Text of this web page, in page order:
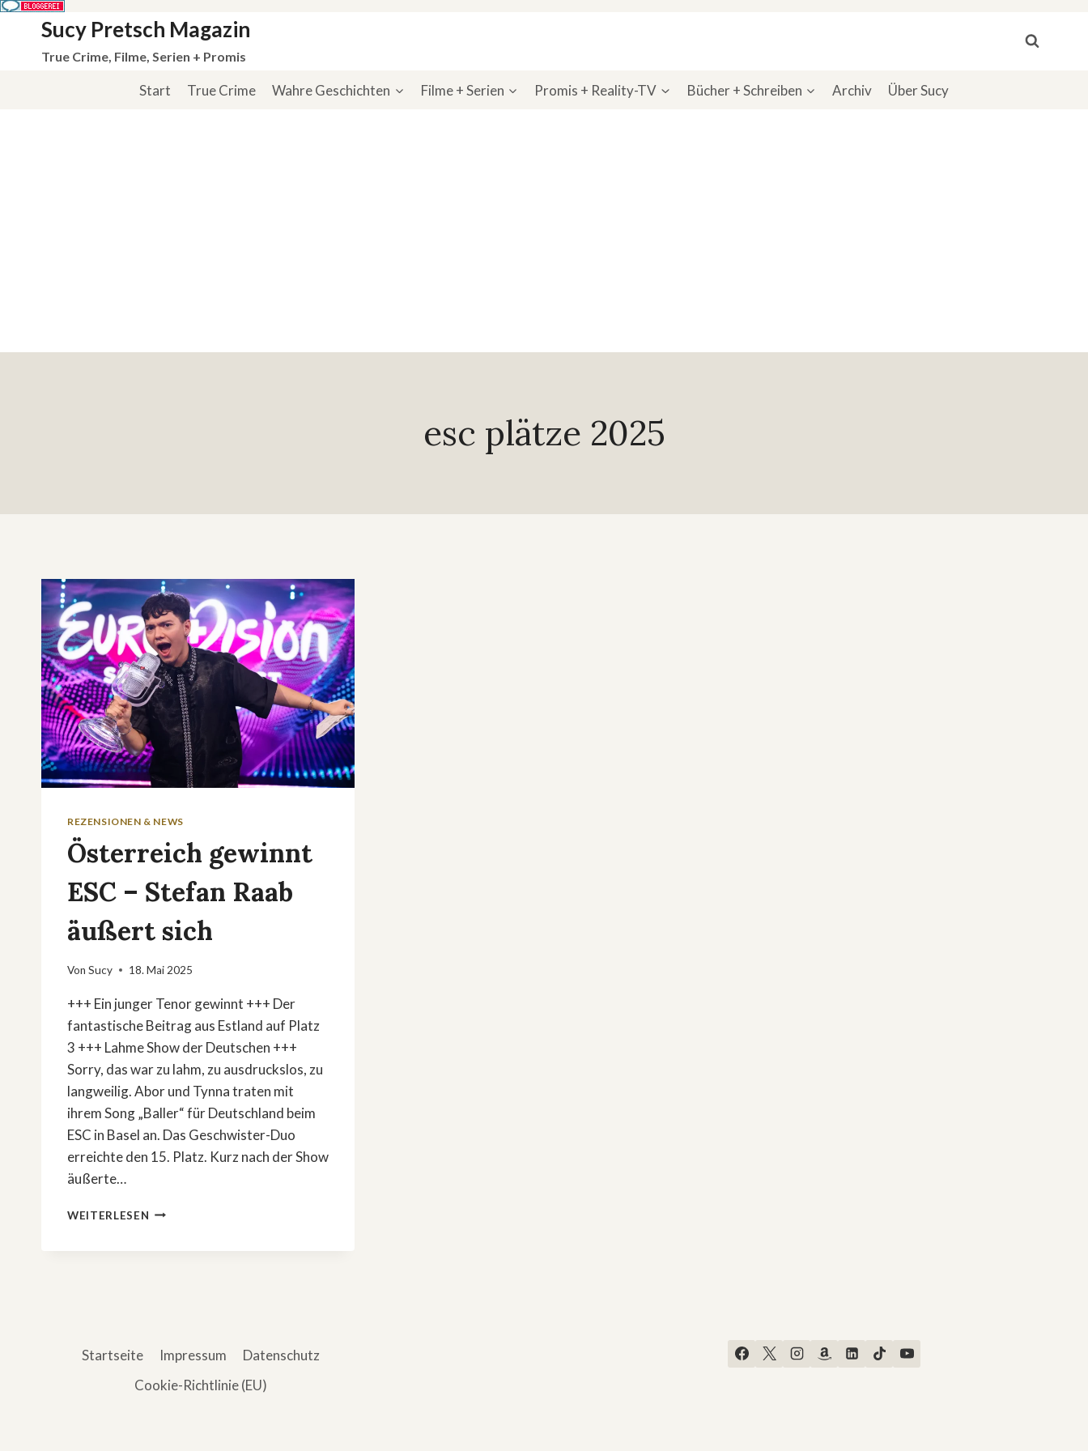
springen
Sucy Pretsch Magazin
True Crime, Filme, Serien + Promis
Start True Crime Wahre Geschichten Filme + Serien Promis + Reality-TV Bücher + Schreiben Archiv Über Sucy
esc plätze 2025
REZENSIONEN & NEWS
Österreich gewinnt
ESC – Stefan Raab
äußert sich
Von Sucy 18. Mai 2025
+++ Ein junger Tenor gewinnt +++ Der
fantastische Beitrag aus Estland auf Platz
3 +++ Lahme Show der Deutschen +++
Sorry, das war zu lahm, zu ausdruckslos, zu
langweilig. Abor und Tynna traten mit
ihrem Song „Baller“ für Deutschland beim
ESC in Basel an. Das Geschwister-Duo
erreichte den 15. Platz. Kurz nach der Show
äußerte…
WEITERLESEN ÖSTERREICH
Startseite Impressum
Datenschutz
Cookie-Richtlinie (EU)